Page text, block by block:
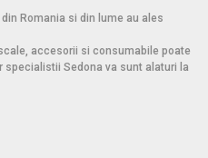
Romania si din lume au ales
accesorii si consumabile poate
Sedona va sunt alaturi la